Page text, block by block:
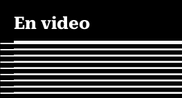
En video